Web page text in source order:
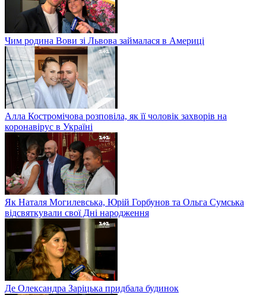
Чим родина Вови зі Львова займалася в Америці
Алла Костромічова розповіла, як її чоловік захворів на
коронавірус в Україні
Як Наталя Могилевська, Юрій Горбунов та Ольга Сумська
відсвяткували свої Дні народження
Де Олександра Заріцька придбала будинок